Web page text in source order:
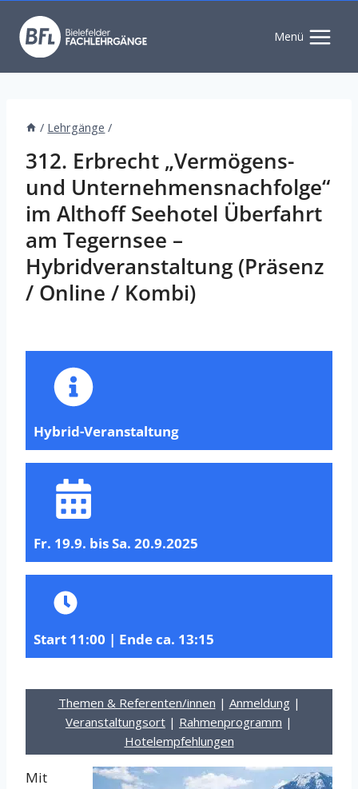
Inhalt
springen
Menü
/ Lehrgänge /
312. Erbrecht „Vermögens-
und Unternehmensnachfolge“
im Althoff Seehotel Überfahrt
am Tegernsee –
Hybridveranstaltung (Präsenz
/ Online / Kombi)
Hybrid-Veranstaltung
Fr. 19.9. bis Sa. 20.9.2025
Start 11:00 | Ende ca. 13:15
Themen & Referenten/innen | Anmeldung|
Veranstaltungsort | Rahmenprogramm |
Hotelempfehlungen
Mit